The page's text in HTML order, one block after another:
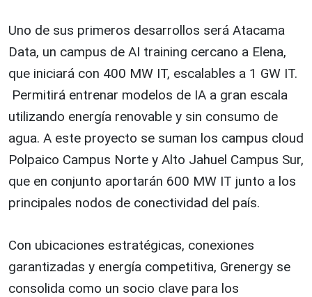
Uno de sus primeros desarrollos será Atacama
Data, un campus de AI training cercano a Elena,
que iniciará con 400 MW IT, escalables a 1 GW IT.
Permitirá entrenar modelos de IA a gran escala
utilizando energía renovable y sin consumo de
agua. A este proyecto se suman los campus cloud
Polpaico Campus Norte y Alto Jahuel Campus Sur,
que en conjunto aportarán 600 MW IT junto a los
principales nodos de conectividad del país.
Con ubicaciones estratégicas, conexiones
garantizadas y energía competitiva, Grenergy se
consolida como un socio clave para los